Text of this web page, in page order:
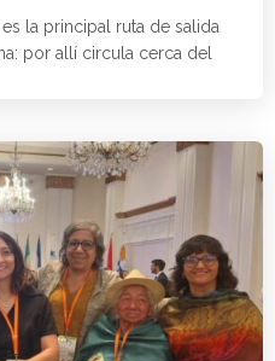
es la principal ruta de salida
por allí circula cerca del